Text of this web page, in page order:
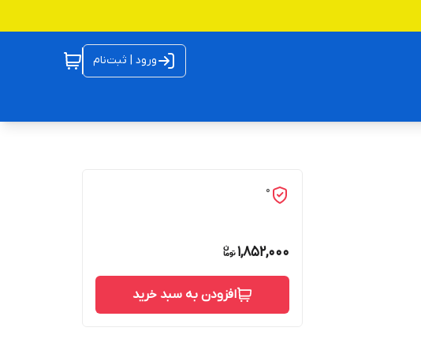
ورود | ثبت‌نام
0
1,852,000
افزودن به سبد خرید